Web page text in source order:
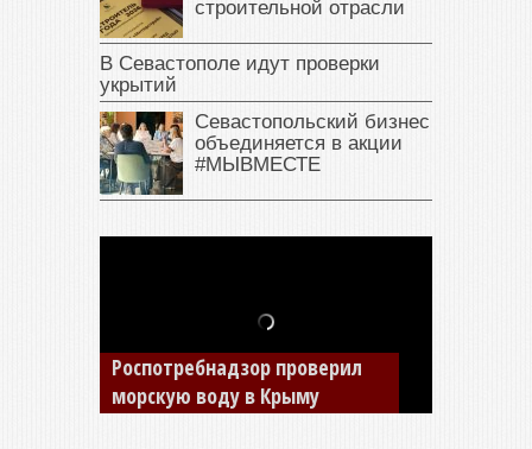
строительной отрасли
В Севастополе идут проверки
укрытий
Севастопольский бизнес
объединяется в акции
#МЫВМЕСТЕ
В Крыму у жителя Саки
изъяли автомобиль —
накопил долги по штрафам
ГИБДД